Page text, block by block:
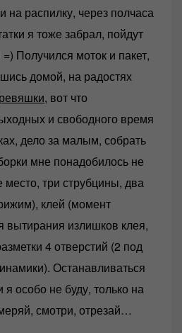
на распилку, через полчаса
я тоже забрал, пойдут
Получился моток и пакет,
домой, на радостях
, вот что
и свободного время
дело за малым, собрать
мне понадобилось не
место, три струбцины, два
клей (момент
вытирания излишков клея,
4 отверстий (2 под
Останавливаться
я особо не буду, только на
смотри, отрезай…